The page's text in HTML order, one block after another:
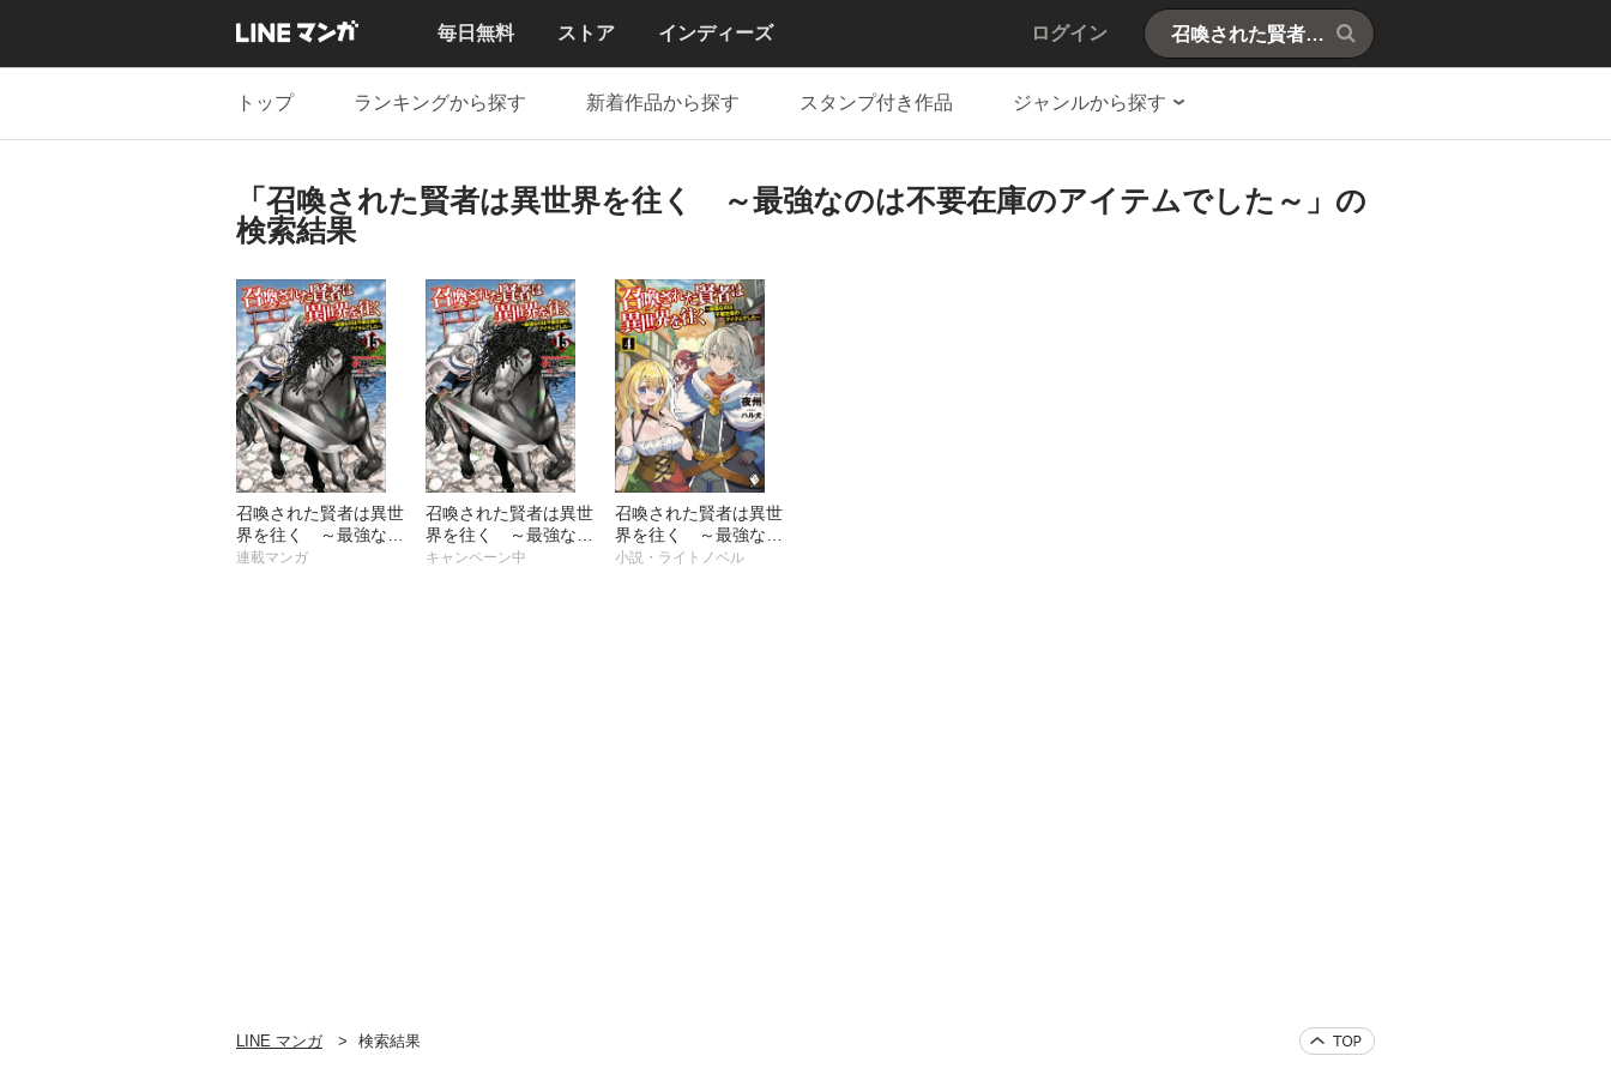
毎日無料 ストア インディーズ ログイン
トップ ランキングから探す 新着作品から探す スタンプ付き作品 ジャンルから探す
「召喚された賢者は異世界を往く ～最強なのは不要在庫のアイテムでした～」の
検索結果
召喚された賢者は異世
界を往く ～最強なの
は不要在庫のアイテム
連載マンガ
召喚された賢者は異世
界を往く ～最強なの
は不要在庫のアイテム
キャンペーン中
召喚された賢者は異世
界を往く ～最強なの
は不要在庫のアイテム
小説・ライトノベル
LINE マンガ 検索結果